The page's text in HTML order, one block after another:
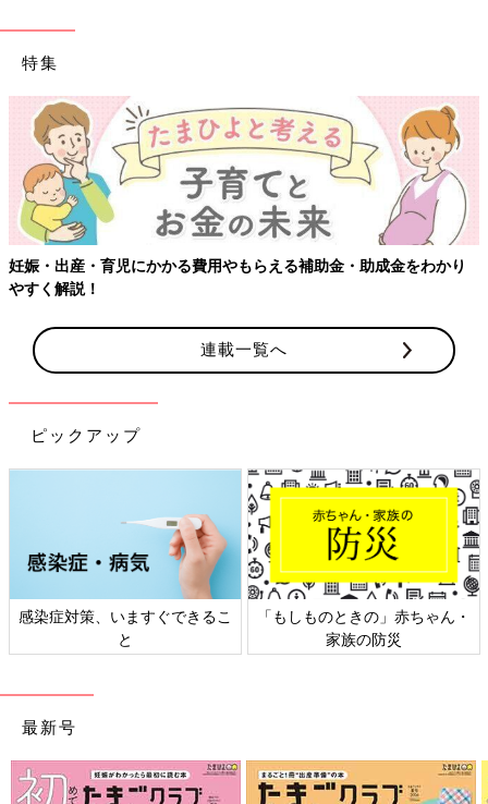
特集
【ワクチン接種できるものも】妊婦の感染症対策、知っておいて
連載一覧へ
ピックアップ
・
日本外来小児科学会リーフレッ
六星占術 細木かおりさんの
相談
最新号